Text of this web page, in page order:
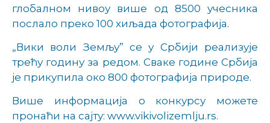
глобалном нивоу више од 8500 учесника
послало преко 100 хиљада фотографија.
„Вики воли Земљу” се у Србији реализује
трећу годину за редом. Сваке године Србија
је прикупила око 800 фотографија природе.
Више информација о конкурсу можете
пронаћи на сајту: www.vikivolizemlju.rs.